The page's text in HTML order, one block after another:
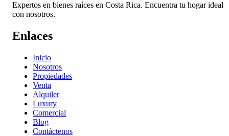
Expertos en bienes raíces en Costa Rica. Encuentra tu hogar ideal
con nosotros.
Enlaces
Inicio
Nosotros
Propiedades
Venta
Alquiler
Luxury
Comercial
Blog
Contáctenos